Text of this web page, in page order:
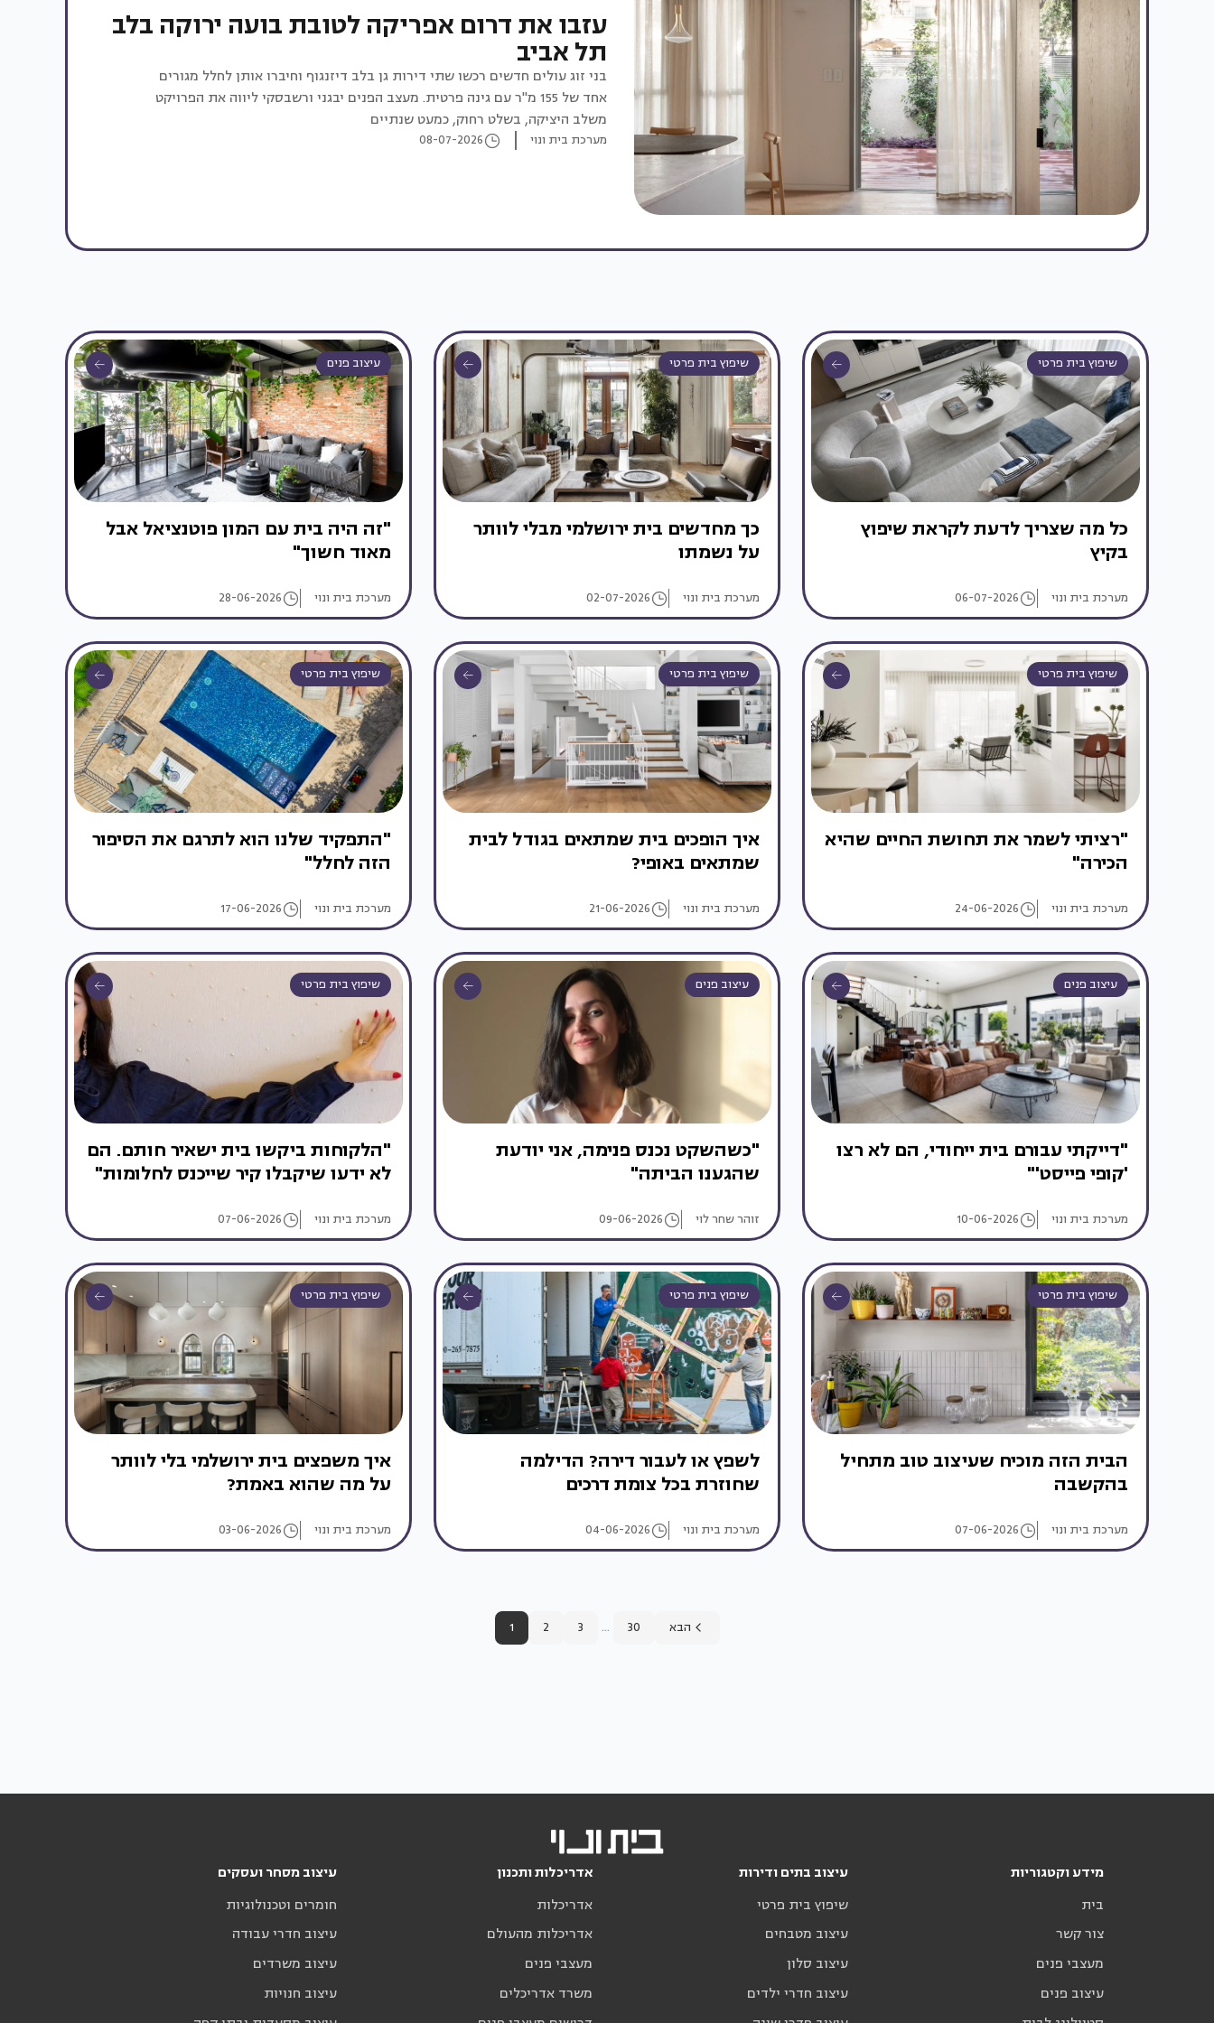
עזבו את דרום אפריקה לטובת בועה ירוקה בלב
תל אביב
בני זוג עולים חדשים רכשו שתי דירות גן בלב דיזנגוף וחיברו אותן לחלל מגורים
אחד של 155 מ"ר עם גינה פרטית. מעצב הפנים יבגני ורשבסקי ליווה את הפרויקט
משלב היציקה, בשלט רחוק, כמעט שנתיים
מערכת בית ונוי 08-07-2026
שיפוץ בית פרטי
כל מה שצריך לדעת לקראת שיפוץ
בקיץ
מערכת בית ונוי 06-07-2026
שיפוץ בית פרטי
כך מחדשים בית ירושלמי מבלי לוותר
על נשמתו
מערכת בית ונוי 02-07-2026
עיצוב פנים
"זה היה בית עם המון פוטנציאל אבל
מאוד חשוך"
מערכת בית ונוי 28-06-2026
שיפוץ בית פרטי
"רציתי לשמר את תחושת החיים שהיא
הכירה"
מערכת בית ונוי 24-06-2026
שיפוץ בית פרטי
איך הופכים בית שמתאים בגודל לבית
שמתאים באופי?
מערכת בית ונוי 21-06-2026
שיפוץ בית פרטי
"התפקיד שלנו הוא לתרגם את הסיפור
הזה לחלל"
מערכת בית ונוי 17-06-2026
עיצוב פנים
"דייקתי עבורם בית ייחודי, הם לא רצו
'קופי פייסט'"
מערכת בית ונוי 10-06-2026
עיצוב פנים
"כשהשקט נכנס פנימה, אני יודעת
שהגענו הביתה"
זוהר שחר לוי 09-06-2026
שיפוץ בית פרטי
"הלקוחות ביקשו בית ישאיר חותם. הם
לא ידעו שיקבלו קיר שייכנס לחלומות"
מערכת בית ונוי 07-06-2026
שיפוץ בית פרטי
הבית הזה מוכיח שעיצוב טוב מתחיל
בהקשבה
מערכת בית ונוי 07-06-2026
שיפוץ בית פרטי
לשפץ או לעבור דירה? הדילמה
שחוזרת בכל צומת דרכים
מערכת בית ונוי 04-06-2026
שיפוץ בית פרטי
איך משפצים בית ירושלמי בלי לוותר
על מה שהוא באמת?
מערכת בית ונוי 03-06-2026
1 2 3 ... 30 הבא
מידע וקטגוריות
בית
צור קשר
מעצבי פנים
עיצוב פנים
עיצוב בתים ודירות
שיפוץ בית פרטי
עיצוב מטבחים
עיצוב סלון
עיצוב חדרי ילדים
אדריכלות ותכנון
אדריכלות
אדריכלות מהעולם
מעצבי פנים
משרד אדריכלים
עיצוב מסחר ועסקים
חומרים וטכנולוגיות
עיצוב חדרי עבודה
עיצוב משרדים
עיצוב חנויות